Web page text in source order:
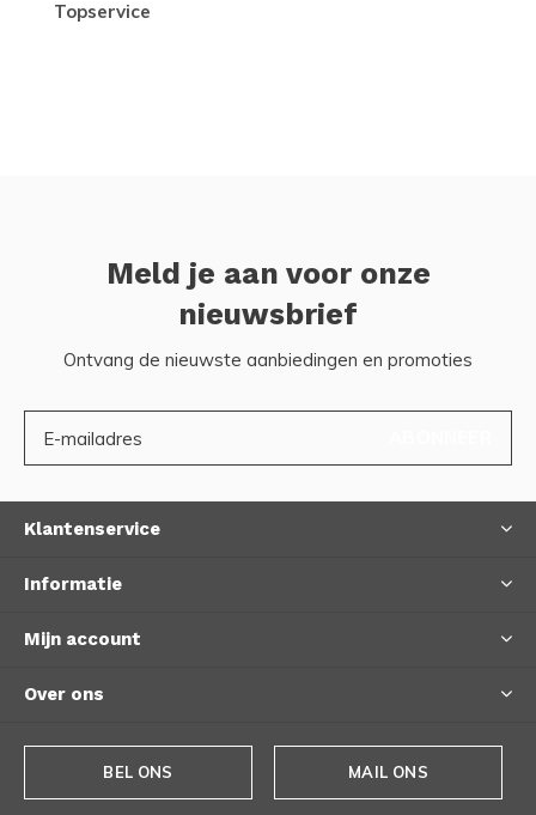
topservice
Meld je aan voor onze
nieuwsbrief
Ontvang de nieuwste aanbiedingen en promoties
Klantenservice
Informatie
Mijn account
Over ons
BEL ONS MAIL ONS